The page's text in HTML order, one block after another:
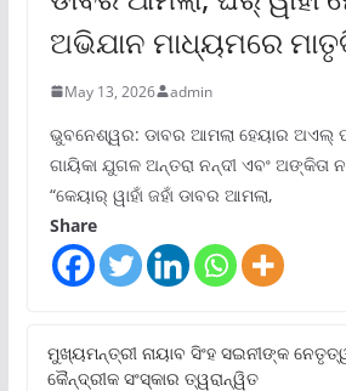
ଅଭିଯାନ ମାଧ୍ୟମରେ
May 13, 2026 admin
ଭୁବନେଶ୍ୱର: ଡାବର ଆମଲା ହେୟାର
ଗାୟିକା ଯୁଗଳ ଅନ୍ତରା ନନ୍ଦୀ ଏବଂ ଅଙ୍କିତା
“କେୟାର୍ ୱାହାଁ ଜହାଁ ଡାବର ଆମଲା,
Share
ମୁଖ୍ୟମନ୍ତ୍ରୀ ନାୟାବ ସିଂହ ସଇନୀଙ୍କ
କୈନ୍ଦ୍ରୀକ ସଂସ୍କାର ତ୍ୱରାନ୍ୱିତ